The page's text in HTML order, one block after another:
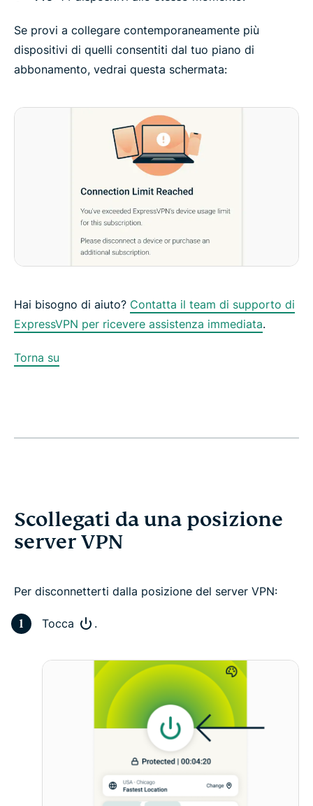
Se provi a collegare contemporaneamente più
dispositivi di quelli consentiti dal tuo piano di
abbonamento, vedrai questa schermata:
Hai bisogno di aiuto? Contatta il team di supporto di
ExpressVPN per ricevere assistenza immediata.
Torna su
Scollegati da una posizione
server VPN
Per disconnetterti dalla posizione del server VPN:
Tocca .